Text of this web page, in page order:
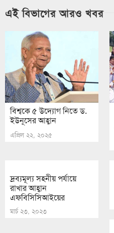
এই বিভাগের আরও খবর
বিশ্বকে ৫ উদ্যোগ নিতে ড.
ইউনূসের আহ্বান
এপ্রিল ২২, ২০২৫
দ্রব্যমূল্য সহনীয় পর্যায়ে
রাখার আহ্বান
এফবিসিসিআইয়ের
মার্চ ২৩, ২০২৩